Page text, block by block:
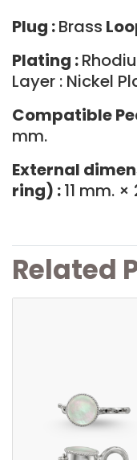
Plug :Brass
Plating :
Layer : Nickel
Compatible
mm.
External
ring) :11 mm.
Related